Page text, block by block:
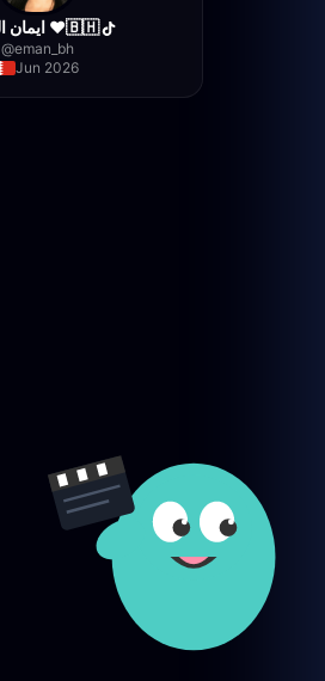
ايمان النويس ♥️🇧🇭
@eman_bh
Jun 2026